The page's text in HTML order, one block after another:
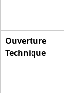
Ouverture
Technique